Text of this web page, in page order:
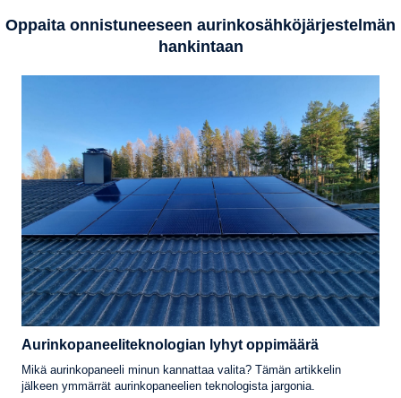
Oppaita onnistuneeseen aurinkosähköjärjestelmän
hankintaan
Aurinkopaneeliteknologian lyhyt oppimäärä
Mikä aurinkopaneeli minun kannattaa valita? Tämän artikkelin
jälkeen ymmärrät aurinkopaneelien teknologista jargonia.